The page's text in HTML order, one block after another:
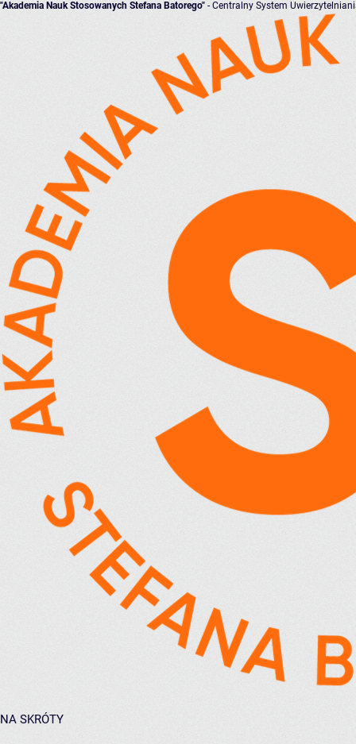
"Akademia Nauk Stosowanych Stefana Batorego" - Centralny System
NA SKRÓTY